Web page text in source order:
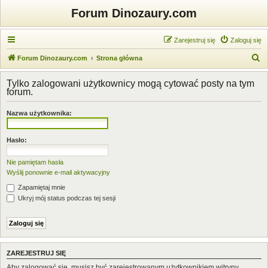
Forum Dinozaury.com
Zaloguj się
Zarejestruj się
Forum Dinozaury.com Strona główna
z
k
Tylko zalogowani użytkownicy mogą cytować posty na tym
forum.
Nazwa użytkownika:
Hasło:
Nie pamiętam hasła
Wyślij ponownie e-mail aktywacyjny
Zapamiętaj mnie
Ukryj mój status podczas tej sesji
ZAREJESTRUJ SIĘ